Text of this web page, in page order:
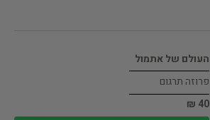
העולם של אתמול
פרוזה תרגום
40 ₪